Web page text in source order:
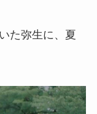
た弥生に、夏